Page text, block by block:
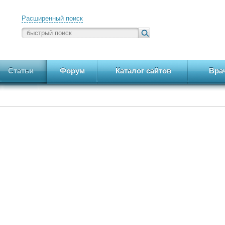
Расширенный поиск
Статьи Форум Каталог сайтов